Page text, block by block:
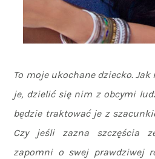
To moje ukochane dziecko.
je, dzielić się nim z obcymi
będzie traktować je z
Czy jeśli zazna szczęścia
zapomni o swej prawdziwej